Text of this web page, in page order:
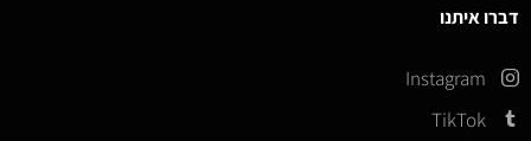
דברו איתנו
Instagram
TikTok